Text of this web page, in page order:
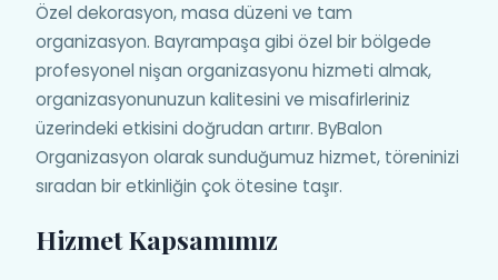
Özel dekorasyon, masa düzeni ve tam
organizasyon. Bayrampaşa gibi özel bir bölgede
profesyonel nişan organizasyonu hizmeti almak,
organizasyonunuzun kalitesini ve misafirleriniz
üzerindeki etkisini doğrudan artırır. ByBalon
Organizasyon olarak sunduğumuz hizmet, töreninizi
sıradan bir etkinliğin çok ötesine taşır.
Hizmet Kapsamımız